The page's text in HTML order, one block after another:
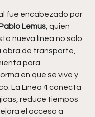
fue encabezado por
Lemus, quien
nueva línea no solo
obra de transporte,
para
en que se vive y
La Línea 4 conecta
reduce tiempos
el acceso a